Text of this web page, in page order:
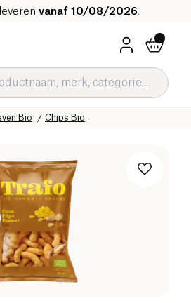
vanaf 10/08/2026
Chips Bio
Bio